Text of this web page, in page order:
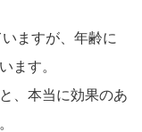
ますが、年齢に
ます。
、本当に効果のあ